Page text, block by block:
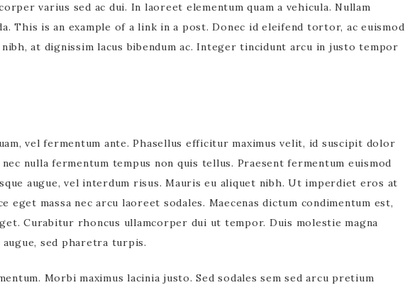
varius sed ac dui. In laoreet elementum quam a vehicula. Nullam
This is an example of a link in a post. Donec id eleifend tortor, ac euismod
at dignissim lacus bibendum ac. Integer tincidunt arcu in justo tempor
vel fermentum ante. Phasellus efficitur maximus velit, id suscipit dolor
nulla fermentum tempus non quis tellus. Praesent fermentum euismod
augue, vel interdum risus. Mauris eu aliquet nibh. Ut imperdiet eros at
eget massa nec arcu laoreet sodales. Maecenas dictum condimentum est,
Curabitur rhoncus ullamcorper dui ut tempor. Duis molestie magna
sed pharetra turpis.
Morbi maximus lacinia justo. Sed sodales sem sed arcu pretium